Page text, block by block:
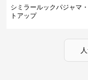
シミラールックパジャマ
トアップ